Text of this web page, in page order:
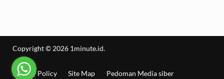
Copyright © 2026 1minute.id.
Privacy Policy Site Map
Pedoman Media siber